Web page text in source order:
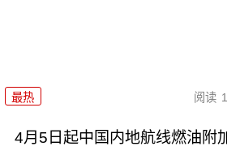
最热 阅读
4月5日起中国内地航线燃油附